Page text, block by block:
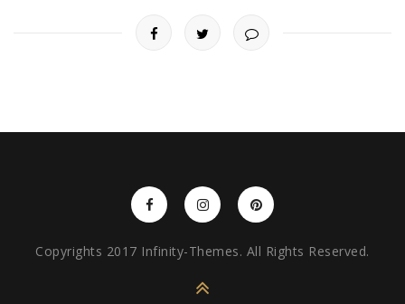
Copyrights 2017 Infinity-Themes. All Rights Reserved.